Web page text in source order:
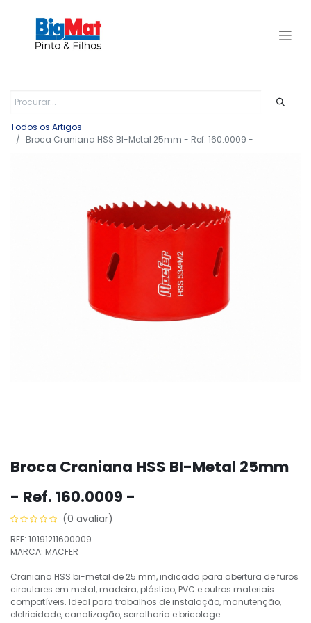
Todos os Artigos
Broca Craniana HSS BI-Metal 25mm - Ref. 160.0009 -
Broca Craniana HSS BI-Metal 25mm
- Ref. 160.0009 -
(0 avaliar)
REF: 10191211600009
MARCA: MACFER
Craniana HSS bi-metal de 25 mm, indicada para abertura de furos
circulares em metal, madeira, plástico, PVC e outros materiais
compatíveis. Ideal para trabalhos de instalação, manutenção,
eletricidade, canalização, serralharia e bricolage.